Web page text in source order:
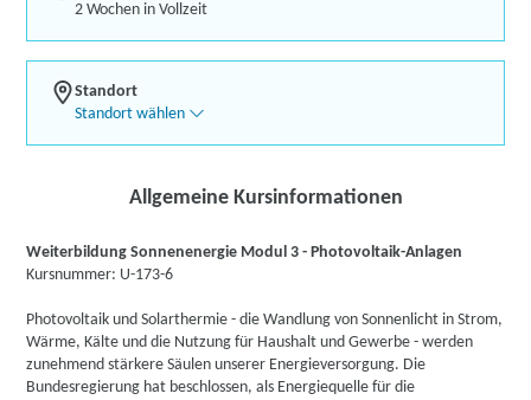
2 Wochen in Vollzeit
Standort
Standort wählen
Allgemeine Kursinformationen
Weiterbildung Sonnenenergie Modul 3 - Photovoltaik-Anlagen
Kursnummer: U-173-6
Photovoltaik und Solarthermie - die Wandlung von Sonnenlicht in Strom,
Wärme, Kälte und die Nutzung für Haushalt und Gewerbe - werden
zunehmend stärkere Säulen unserer Energieversorgung. Die
Bundesregierung hat beschlossen, als Energiequelle für die